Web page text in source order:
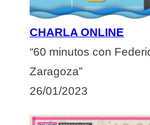
CHARLA ONLINE
“60 minutos con
Zaragoza”
26/01/2023